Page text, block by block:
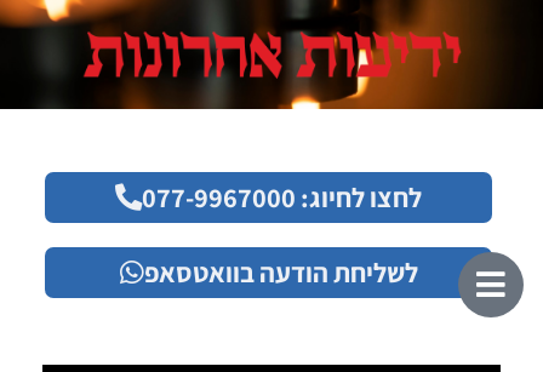
לחצו לחיוג: 077-9967000
לשליחת הודעה בוואטסאפ